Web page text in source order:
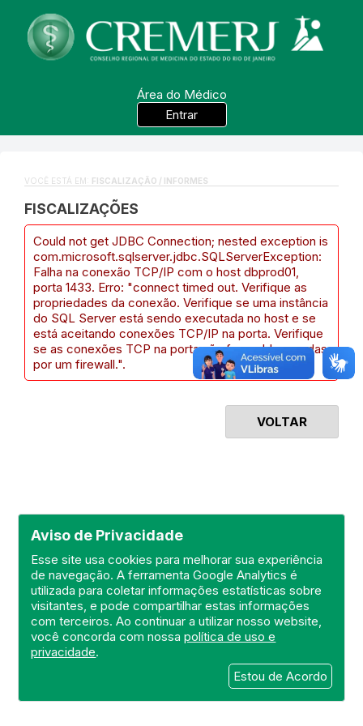
Área do Médico
Entrar
Aviso de Privacidade
Esse site usa cookies para melhorar sua experiência
de navegação. A ferramenta Google Analytics é
utilizada para coletar informações estatísticas sobre
visitantes, e pode compartilhar estas informações
com terceiros. Ao continuar a utilizar nosso website,
você concorda com nossapolítica de uso e
privacidade.
Estou de Acordo
VOCÊ ESTÁ EM: FISCALIZAÇÃO / INFORMES
FISCALIZAÇÕES
Could not get JDBC Connection; nested exception is
com.microsoft.sqlserver.jdbc.SQLServerException:
Falha na conexão TCP/IP com o host dbprod01,
porta 1433. Erro: "connect timed out. Verifique as
propriedades da conexão. Verifique se uma instância
do SQL Server está sendo executada no host e se
está aceitando conexões TCP/IP na porta. Verifique
se as conexões TCP na porta não foram bloqueadas
por um firewall.".
VOLTAR